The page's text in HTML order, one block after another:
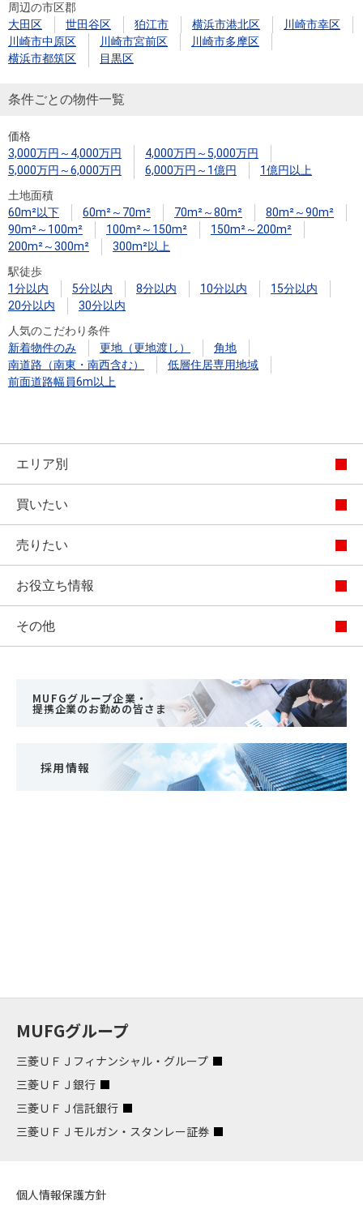
購入向け
サービス
住宅ロー
ンシミュ
住まい1プ
ラス（お
税金の本
（電子ブ
ック）
住まいと
暮らしの
（電子ブ
売却ガイ
ド
周辺の市区郡
大田区
世田谷区 狛江市 横浜市港北区
川崎市幸区
川崎市中原区
川崎市宮前区
川崎市多摩区
横浜市都筑区
目黒区
条件ごとの物件一覧
価格
3,000万円～4,000万円
4,000万円～5,000万円
5,000万円～6,000万円
6,000万円～1億円
1億円以上
土地面積
60m²以下
60m²～70m² 70m²～80m²
80m²～90m²
90m²～100m²
100m²～150m²
150m²～200m²
200m²～300m²
300m²以上
駅徒歩
1分以内
5分以内 8分以内 10分以内
15分以内
20分以内
30分以内
人気のこだわり条件
新着物件のみ
更地（更地渡し）
角地
南道路（南東・南西含む）
低層住居専用地域
前面道路幅員6m以上
エリア別
買いたい
売りたい
お役立ち情報
その他
MUFGグループ企業・
提携企業のお勤めの皆さま
採用情報
MUFGグループ
三菱ＵＦＪフィナンシャル・グループ
三菱ＵＦＪ銀行
三菱ＵＦＪ信託銀行
三菱ＵＦＪモルガン・スタンレー証券
個人情報保護方針